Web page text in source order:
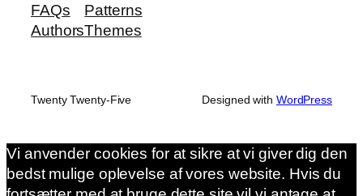
FAQs
Authors
Patterns
Themes
Twenty Twenty-Five Designed with WordPress
Vi anvender cookies for at sikre at vi giver dig den
bedst mulige oplevelse af vores website. Hvis du